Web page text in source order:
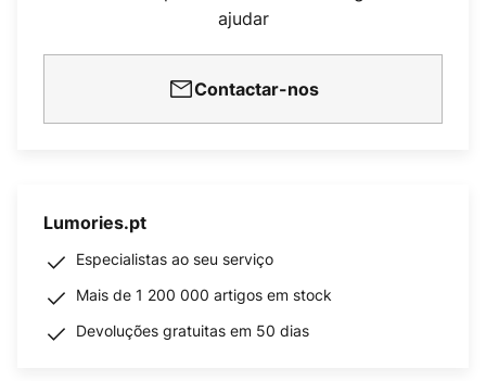
ajudar
Contactar-nos
Lumories.pt
Especialistas ao seu serviço
Mais de 1 200 000 artigos em stock
Devoluções gratuitas em 50 dias